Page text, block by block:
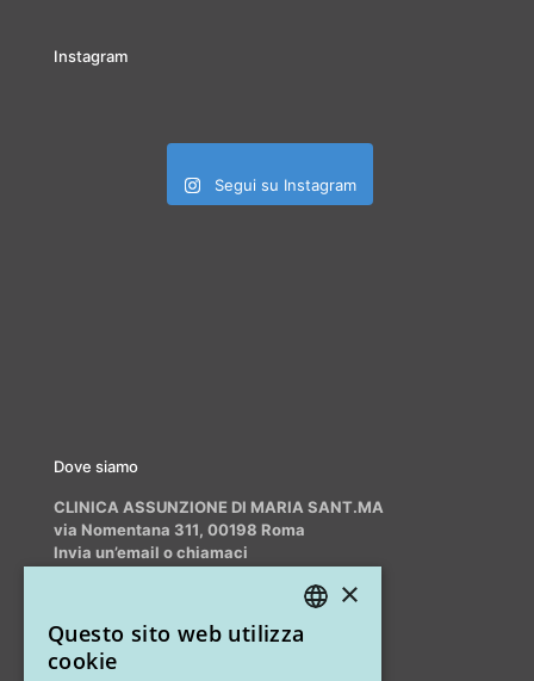
Instagram
Segui su Instagram
Dove siamo
CLINICA ASSUNZIONE DI MARIA SANT.MA
via Nomentana 311, 00198 Roma
Invia un’email o chiamaci
×
Questo sito web utilizza
cookie